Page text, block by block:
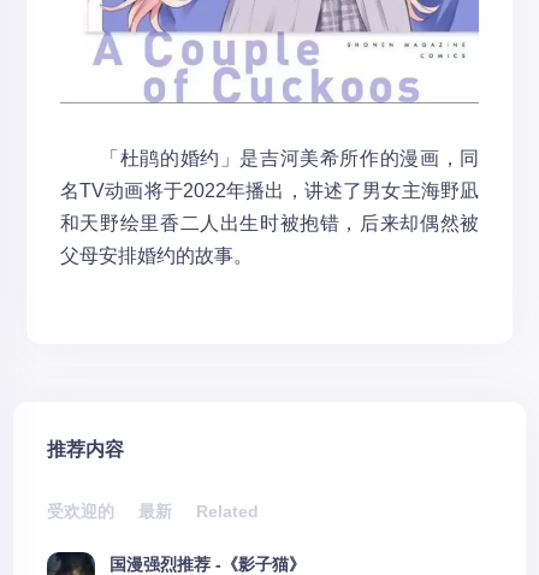
「杜鹃的婚约」是吉河美希所作的漫画，同
名TV动画将于2022年播出，讲述了男女主海野凪
和天野绘里香二人出生时被抱错，后来却偶然被
父母安排婚约的故事。
推荐内容
受欢迎的 最新 Related
国漫强烈推荐 -《影子猫》